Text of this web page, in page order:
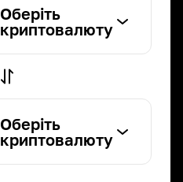
Оберіть
криптовалюту
Оберіть
криптовалюту